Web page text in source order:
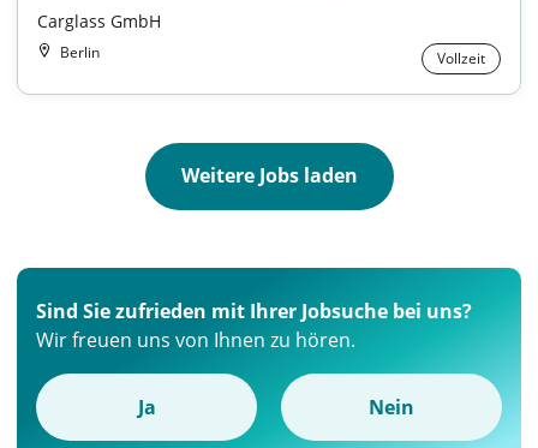
Carglass GmbH
Berlin Vollzeit
Weitere Jobs laden
Sind Sie zufrieden mit Ihrer Jobsuche bei uns?
Wir freuen uns von Ihnen zu hören.
Ja Nein